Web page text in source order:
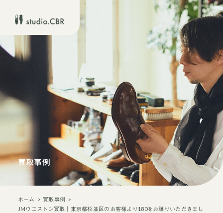
買取事例
ホーム
買取事例
JMウエストン買取｜東京都杉並区のお客様より180をお譲りいただきまし